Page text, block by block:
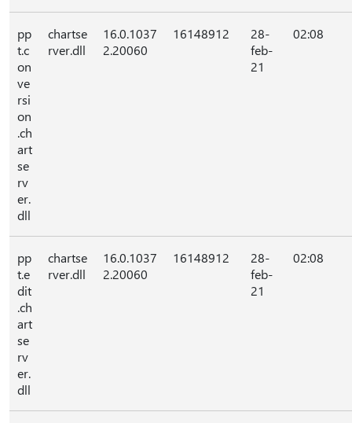
pp
t.c
on
ve
rsi
on
.ch
art
se
rv
er.
dll
chartse
rver.dll
16.0.1037
2.20060
16148912
28-
feb-
21
02:08
pp
t.e
dit
.ch
art
se
rv
er.
dll
chartse
rver.dll
16.0.1037
2.20060
16148912
28-
feb-
21
02:08